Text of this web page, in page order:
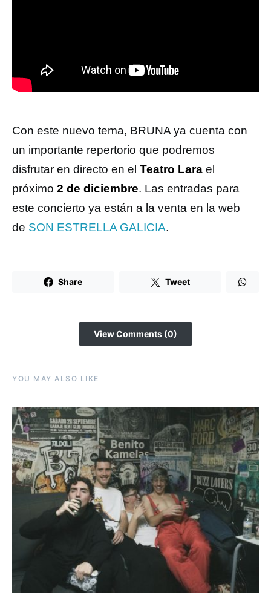
Con este nuevo tema, BRUNA ya cuenta con
un importante repertorio que podremos
disfrutar en directo en el Teatro Lara el
próximo 2 de diciembre. Las entradas para
este concierto ya están a la venta en la web
de SON ESTRELLA GALICIA.
Share Tweet
View Comments (0)
YOU MAY ALSO LIKE